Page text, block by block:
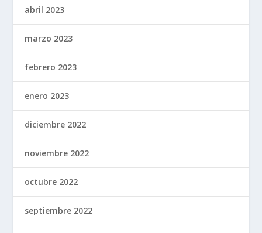
abril 2023
marzo 2023
febrero 2023
enero 2023
diciembre 2022
noviembre 2022
octubre 2022
septiembre 2022